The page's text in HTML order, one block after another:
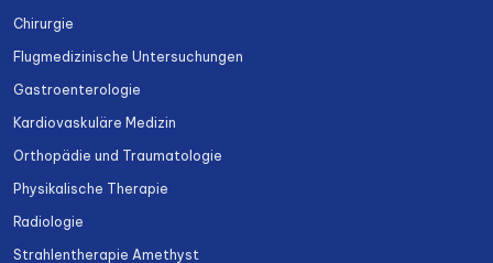
Chirurgie
Flugmedizinische Untersuchungen
Gastroenterologie
Kardiovaskuläre Medizin
Orthopädie und Traumatologie
Physikalische Therapie
Radiologie
Strahlentherapie Amethyst